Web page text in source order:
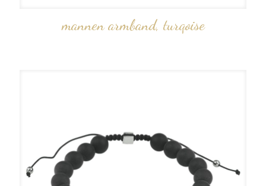
mannen armband, turqoise